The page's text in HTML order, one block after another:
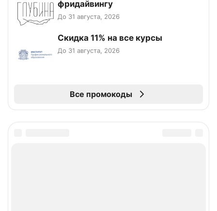
фридайвингу
До 31 августа, 2026
Скидка 11% на все курсы
До 31 августа, 2026
Все промокоды